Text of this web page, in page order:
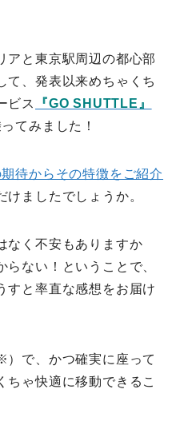
アと東京駅周辺の都心部
て、発表以来めちゃくち
ビス
『GO SHUTTLE』
てみました！
期待からその特徴をご紹介
けましたでしょうか。
なく不安もありますか
ない！ということで、
すと率直な感想をお届け
で、かつ確実に座って
ちゃ快適に移動できるこ